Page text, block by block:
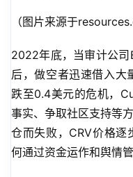
（图片来源于
2022年底，当审计公
后，做空者迅速借入大
跌至0.4美元的危机，
事实、争取社区支持等
仓而失败，CRV价格逐
何通过资金运作和舆情